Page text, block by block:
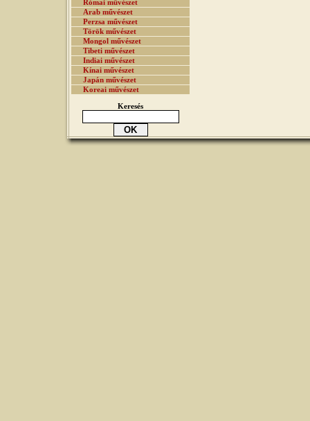
Római művészet
Arab művészet
Perzsa művészet
Török művészet
Mongol művészet
Tibeti művészet
Indiai művészet
Kínai művészet
Japán művészet
Koreai művészet
Keresés